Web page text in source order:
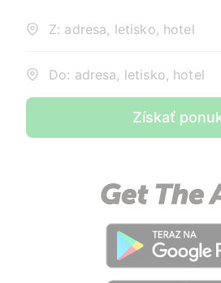
Z: adresa, letisko, hotel
Do: adresa, letisko, hotel
Získať